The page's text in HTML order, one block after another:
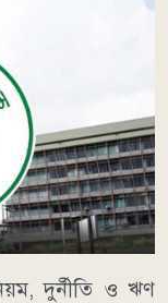
দুর্নীতি ও ঋণ